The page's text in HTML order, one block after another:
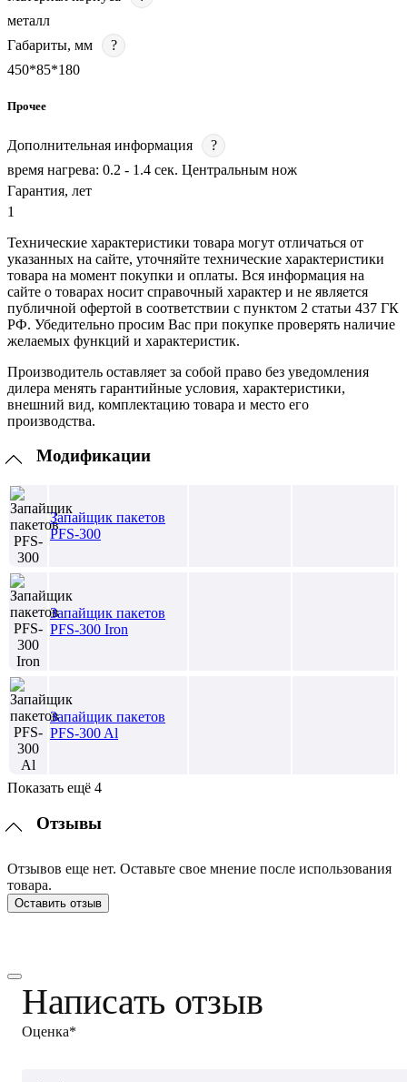
металл
Габариты, мм
?
450*85*180
Прочее
Дополнительная информация
?
время нагрева: 0.2 - 1.4 сек. Центральным нож
Гарантия, лет
1
Технические характеристики товара могут отличаться от
указанных на сайте, уточняйте технические характеристики
товара на момент покупки и оплаты. Вся информация на
сайте о товарах носит справочный характер и не является
публичной офертой в соответствии с пунктом 2 статьи 437 ГК
РФ. Убедительно просим Вас при покупке проверять наличие
желаемых функций и характеристик.
Производитель оставляет за собой право без уведомления
дилера менять гарантийные условия, характеристики,
внешний вид, комплектацию товара и место его
производства.
Модификации
Запайщик пакетов
PFS-300
Запайщик пакетов
PFS-300 Iron
Запайщик пакетов
PFS-300 Al
Показать ещё 4
Отзывы
Отзывов еще нет. Оставьте свое мнение после использования
товара.
Оставить отзыв
Написать отзыв
Оценка*